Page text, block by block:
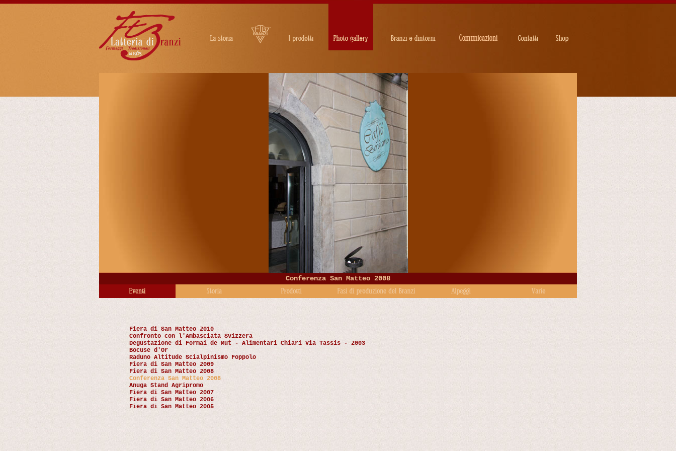
Conferenza San Matteo 2008
Fiera di San Matteo 2010
Confronto con l'Ambasciata Svizzera
Degustazione di Formai de Mut - Alimentari Chiari Via Tassis - 2003
Bocuse d'Or
Raduno Altitude Scialpinismo Foppolo
Fiera di San Matteo 2009
Fiera di San Matteo 2008
Conferenza San Matteo 2008
Anuga Stand Agripromo
Fiera di San Matteo 2007
Fiera di San Matteo 2006
Fiera di San Matteo 2005